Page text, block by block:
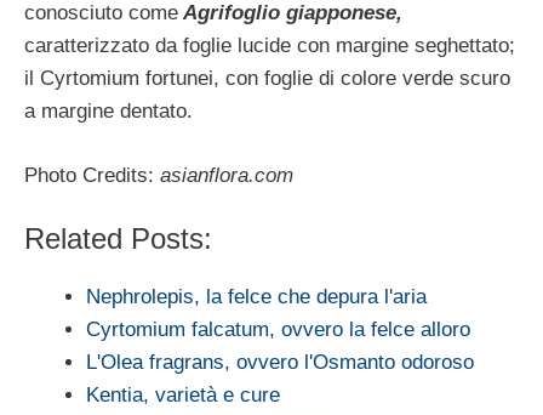
conosciuto come Agrifoglio giapponese,
caratterizzato da foglie lucide con margine seghettato;
il Cyrtomium fortunei, con foglie di colore verde scuro
a margine dentato.
Photo Credits: asianflora.com
Related Posts:
Nephrolepis, la felce che depura l'aria
Cyrtomium falcatum, ovvero la felce alloro
L'Olea fragrans, ovvero l'Osmanto odoroso
Kentia, varietà e cure